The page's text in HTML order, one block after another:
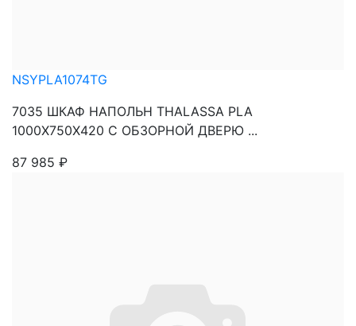
NSYPLA1074TG
7035 ШКАФ НАПОЛЬН THALASSA PLA
1000X750X420 C ОБЗОРНОЙ ДВЕРЮ ...
87 985 ₽